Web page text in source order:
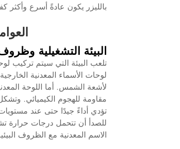
بالليزر يكون عادةً أسرع وأكثر
البيئة التشغيلية
تلعب البيئة التي سيتم تركيب
لوحات الأسماء المعدنية
لأشعة الشمس. أما اللوحة
مقاومة للهجوم الكيميائي.
تؤدي أداءً جيدًا حتى عند
للصدأ أن تتحمل درجات حرارة
الاسم المعدنية مع الظروف